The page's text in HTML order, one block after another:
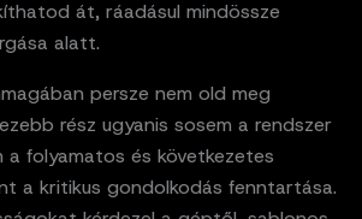
át, ráadásul mindössze
alatt.
persze nem old meg
rész ugyanis sosem a rendszer
a folyamatos és következetes
a kritikus gondolkodás fenntartása.